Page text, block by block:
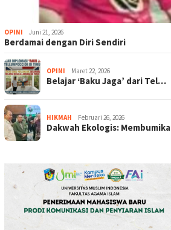
OPINI Juni 21, 2026
Berdamai dengan Diri Sendiri
OPINI Maret 22, 2026
Belajar ‘Baku Jaga’ dari Tel…
HIKMAH Februari 26, 2026
Dakwah Ekologis: